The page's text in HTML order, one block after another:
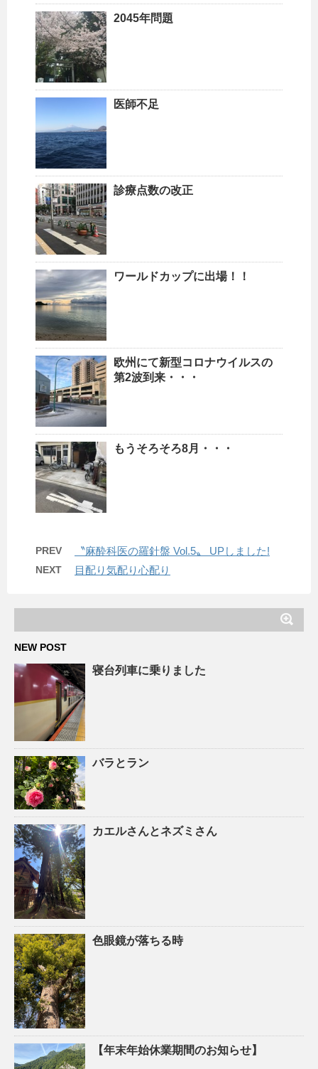
2045年問題
医師不足
診療点数の改正
ワールドカップに出場！！
欧州にて新型コロナウイルスの
第2波到来・・・
もうそろそろ8月・・・
PREV 〝麻酔科医の羅針盤 Vol.5〟 UPしました!
NEXT 目配り気配り心配り
NEW POST
寝台列車に乗りました
バラとラン
カエルさんとネズミさん
色眼鏡が落ちる時
【年末年始休業期間のお知らせ】